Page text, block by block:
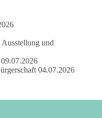
und
09.07.2026
04.07.2026